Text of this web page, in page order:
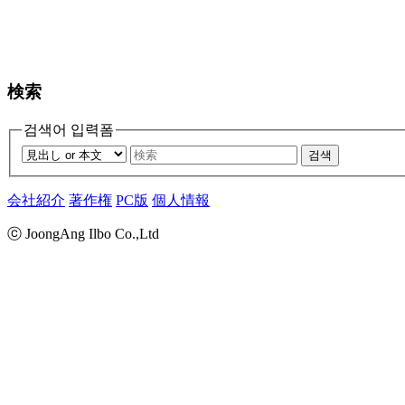
検索
검색어 입력폼
검색
会社紹介 著作権 PC版 個人情報
ⓒ JoongAng Ilbo Co.,Ltd